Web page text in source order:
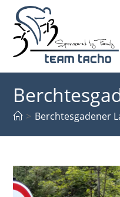
Inhalt
springen
> Berchtesgadener